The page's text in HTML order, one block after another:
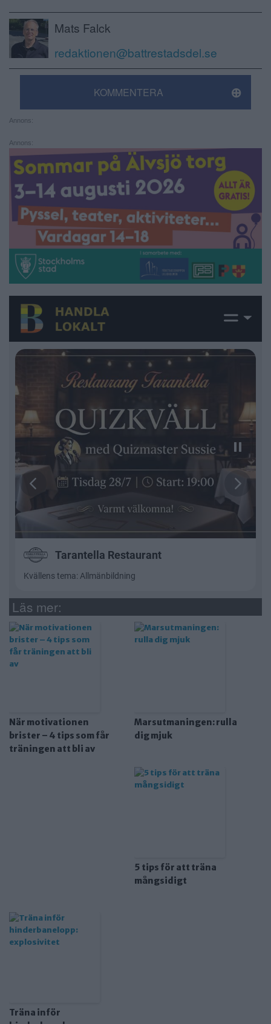
Mats Falck
redaktionen@battrestadsdel.se
KOMMENTERA
Annons:
Annons:
Läs mer:
När motivationen
brister – 4 tips som får
träningen att bli av
Marsutmaningen: rulla
dig mjuk
5 tips för att träna
mångsidigt
Träna inför